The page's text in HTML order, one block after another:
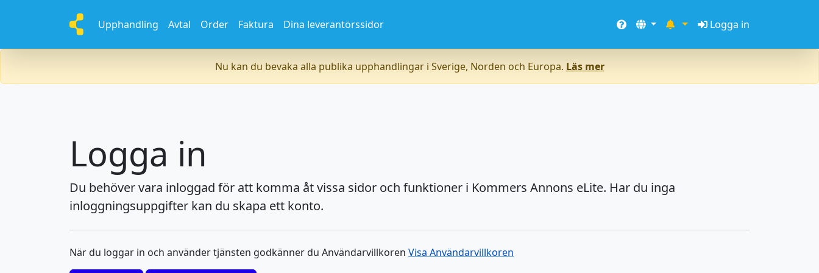
Upphandling Avtal Order Faktura Dina leverantörssidor Logga in
Nu kan du bevaka alla publika upphandlingar i Sverige, Norden och Europa. Läs mer
Logga in
Du behöver vara inloggad för att komma åt vissa sidor och funktioner i Kommers Annons eLite. Har du inga
inloggningsuppgifter kan du skapa ett konto.
När du loggar in och använder tjänsten godkänner du Användarvillkoren Visa Användarvillkoren